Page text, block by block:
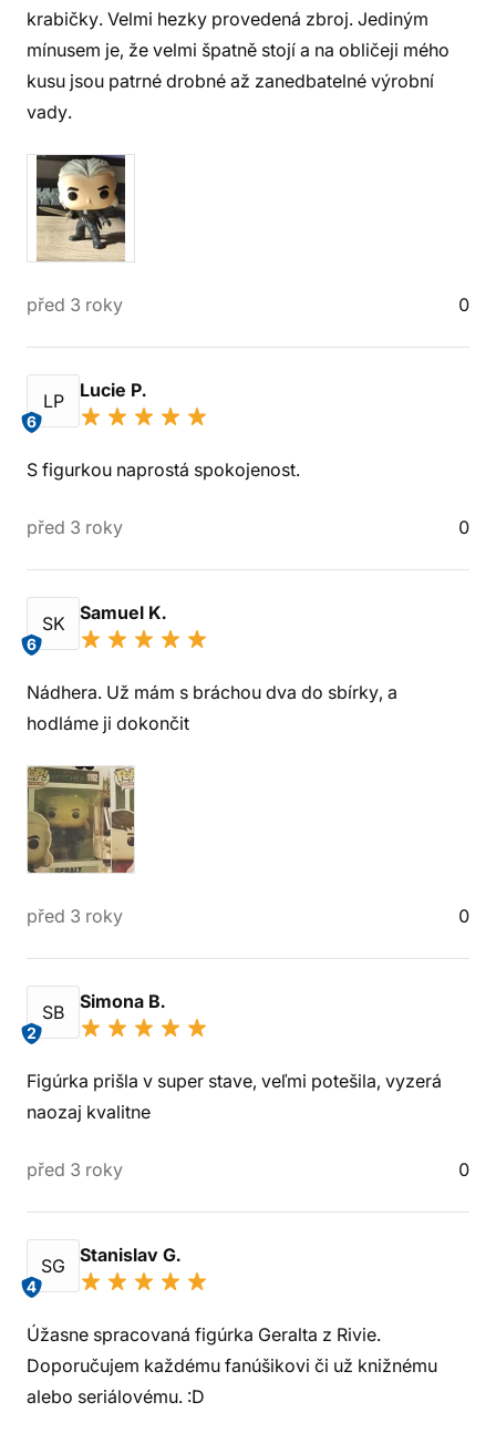
krabičky. Velmi hezky provedená zbroj. Jediným
mínusem je, že velmi špatně stojí a na obličeji mého
kusu jsou patrné drobné až zanedbatelné výrobní
vady.
před 3 roky 0
LP
6
Lucie P.
S figurkou naprostá spokojenost.
před 3 roky 0
SK
6
Samuel K.
Nádhera. Už mám s bráchou dva do sbírky, a
hodláme ji dokončit
před 3 roky 0
SB
2
Simona B.
Figúrka prišla v super stave, veľmi potešila, vyzerá
naozaj kvalitne
před 3 roky 0
SG
4
Stanislav G.
Úžasne spracovaná figúrka Geralta z Rivie.
Doporučujem každému fanúšikovi či už knižnému
alebo seriálovému. :D